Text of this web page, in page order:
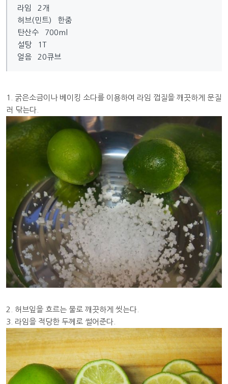
라임 2개
허브(민트) 한줌
탄산수 700ml
설탕 1T
얼음 20큐브
1. 굵은소금이나 베이킹 소다를 이용하여 라임 껍질을 깨끗하게 문질
러 닦는다.
2. 허브잎을 흐르는 물로 깨끗하게 씻는다.
3. 라임을 적당한 두께로 썰어준다.